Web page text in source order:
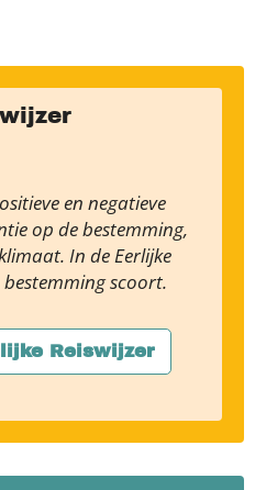
en negatieve
op de bestemming,
In de Eerlijke
bestemming scoort.
Reiswijzer